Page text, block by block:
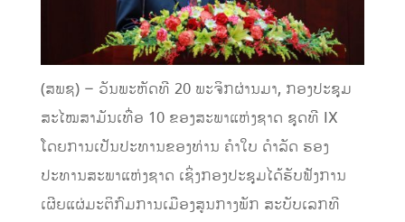
(ສພຊ) – ວັນພະຫັດທີ 20 ພະຈິກຜ່ານມາ, ກອງປະຊຸມ
ສະໄໝສາມັນເທື່ອ 10 ຂອງສະພາແຫ່ງຊາດ ຊຸດທີ IX
ໂດຍການເປັນປະທານຂອງທ່ານ ຄຳໃບ ດຳລັດ ຮອງ
ປະທານສະພາແຫ່ງຊາດ ເຊິ່ງກອງປະຊຸມໄດ້ຮັບຟັງການ
ເຜີຍແຜ່ມະຕິກົມການເມືອງສູນກາງພັກ ສະບັບເລກທີ